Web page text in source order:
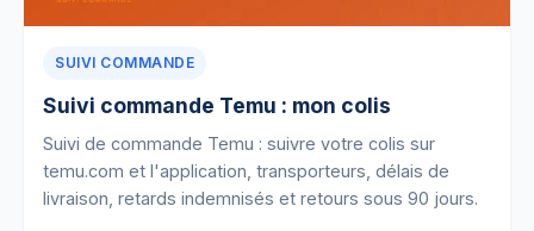
SUIVI COMMANDE
Suivi commande Temu : mon colis
Suivi de commande Temu : suivre votre colis sur
temu.com et l'application, transporteurs, délais de
livraison, retards indemnisés et retours sous 90 jours.